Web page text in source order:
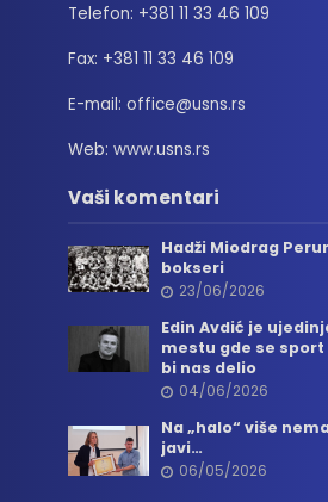
Telefon: +381 11 33 46 109
Fax: +381 11 33 46 109
E-mail: office@usns.rs
Web: www.usns.rs
Vaši komentari
Hadži Miodrag
bokseri
23/06/2026
Edin Avdić je
mestu gde se
bi nas delio
04/06/2026
Na „halo“ više
javi…
06/05/2026